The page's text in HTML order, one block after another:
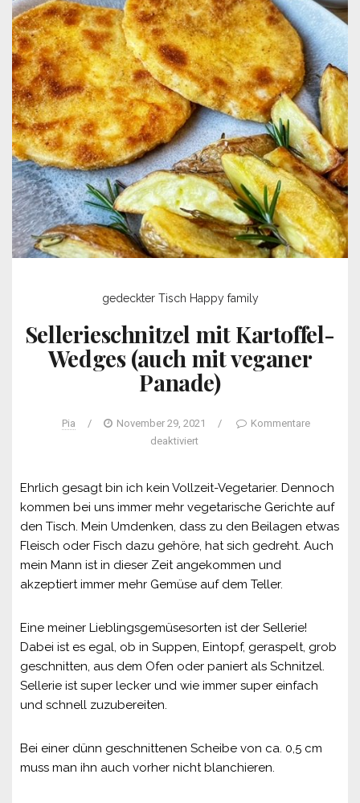
gedeckter Tisch Happy family
Sellerieschnitzel mit Kartoffel-
Wedges (auch mit veganer
Panade)
Pia / November 29, 2021 /
Kommentare
deaktiviert
Ehrlich gesagt bin ich kein Vollzeit-Vegetarier. Dennoch
kommen bei uns immer mehr vegetarische Gerichte auf
den Tisch. Mein Umdenken, dass zu den Beilagen etwas
Fleisch oder Fisch dazu gehöre, hat sich gedreht. Auch
mein Mann ist in dieser Zeit angekommen und
akzeptiert immer mehr Gemüse auf dem Teller.
Eine meiner Lieblingsgemüsesorten ist der Sellerie!
Dabei ist es egal, ob in Suppen, Eintopf, geraspelt, grob
geschnitten, aus dem Ofen oder paniert als Schnitzel.
Sellerie ist super lecker und wie immer super einfach
und schnell zuzubereiten.
Bei einer dünn geschnittenen Scheibe von ca. 0,5 cm
muss man ihn auch vorher nicht blanchieren.